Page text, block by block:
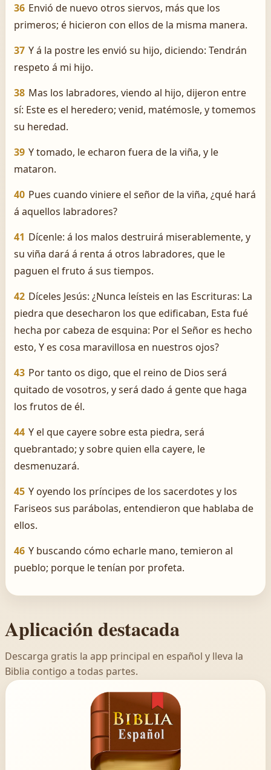
36 Envió de nuevo otros siervos, más que los
primeros; é hicieron con ellos de la misma manera.
37 Y á la postre les envió su hijo, diciendo: Tendrán
respeto á mi hijo.
38 Mas los labradores, viendo al hijo, dijeron entre
sí: Este es el heredero; venid, matémosle, y tomemos
su heredad.
39 Y tomado, le echaron fuera de la viña, y le
mataron.
40 Pues cuando viniere el señor de la viña, ¿qué hará
á aquellos labradores?
41 Dícenle: á los malos destruirá miserablemente, y
su viña dará á renta á otros labradores, que le
paguen el fruto á sus tiempos.
42 Díceles Jesús: ¿Nunca leísteis en las Escrituras: La
piedra que desecharon los que edificaban, Esta fué
hecha por cabeza de esquina: Por el Señor es hecho
esto, Y es cosa maravillosa en nuestros ojos?
43 Por tanto os digo, que el reino de Dios será
quitado de vosotros, y será dado á gente que haga
los frutos de él.
44 Y el que cayere sobre esta piedra, será
quebrantado; y sobre quien ella cayere, le
desmenuzará.
45 Y oyendo los príncipes de los sacerdotes y los
Fariseos sus parábolas, entendieron que hablaba de
ellos.
46 Y buscando cómo echarle mano, temieron al
pueblo; porque le tenían por profeta.
Aplicación destacada
Descarga gratis la app principal en español y lleva la
Biblia contigo a todas partes.